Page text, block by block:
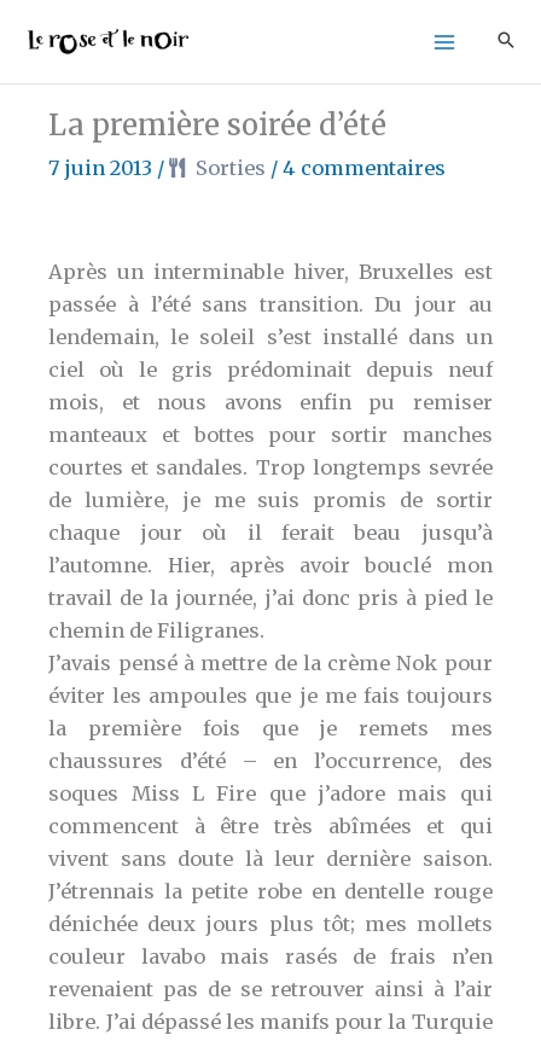
contenu
La première soirée d’été
7 juin 2013 / Sorties / 4 commentaires
Après un interminable hiver, Bruxelles est
passée à l’été sans transition. Du jour au
lendemain, le soleil s’est installé dans un
ciel où le gris prédominait depuis neuf
mois, et nous avons enfin pu remiser
manteaux et bottes pour sortir manches
courtes et sandales. Trop longtemps sevrée
de lumière, je me suis promis de sortir
chaque jour où il ferait beau jusqu’à
l’automne. Hier, après avoir bouclé mon
travail de la journée, j’ai donc pris à pied le
chemin de Filigranes.
J’avais pensé à mettre de la crème Nok pour
éviter les ampoules que je me fais toujours
la première fois que je remets mes
chaussures d’été – en l’occurrence, des
soques Miss L Fire que j’adore mais qui
commencent à être très abîmées et qui
vivent sans doute là leur dernière saison.
J’étrennais la petite robe en dentelle rouge
dénichée deux jours plus tôt; mes mollets
couleur lavabo mais rasés de frais n’en
revenaient pas de se retrouver ainsi à l’air
libre. J’ai dépassé les manifs pour la Turquie